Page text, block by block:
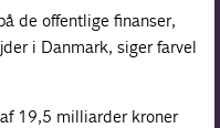
de offentlige finanser,
i Danmark, siger farvel
19,5 milliarder kroner